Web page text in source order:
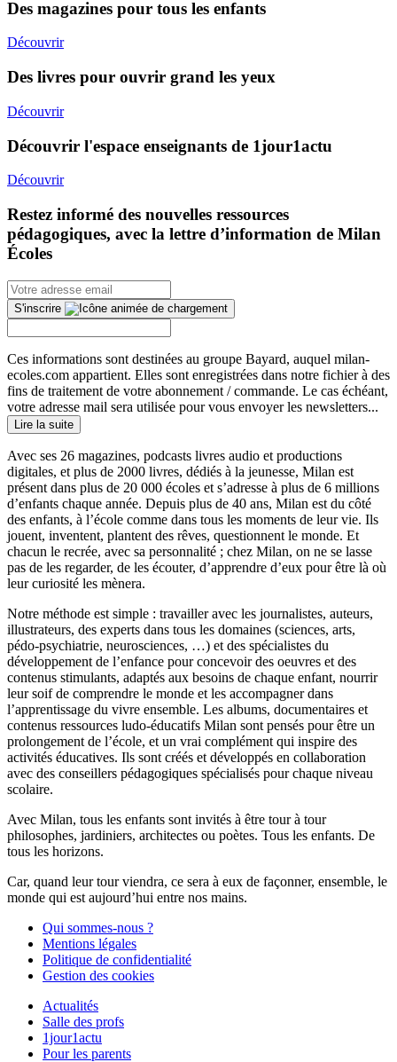
Des magazines pour tous les enfants
Découvrir
Des livres pour ouvrir grand les yeux
Découvrir
Découvrir l'espace enseignants de 1jour1actu
Découvrir
Restez informé des nouvelles ressources
pédagogiques, avec la lettre d’information de Milan
Écoles
S'inscrire
Ces informations sont destinées au groupe Bayard, auquel milan-
ecoles.com appartient. Elles sont enregistrées dans notre fichier à des
fins de traitement de votre abonnement / commande. Le cas échéant,
votre adresse mail sera utilisée pour vous envoyer les newsletters...
Lire la suite
Avec ses 26 magazines, podcasts livres audio et productions
digitales, et plus de 2000 livres, dédiés à la jeunesse, Milan est
présent dans plus de 20 000 écoles et s’adresse à plus de 6 millions
d’enfants chaque année. Depuis plus de 40 ans, Milan est du côté
des enfants, à l’école comme dans tous les moments de leur vie. Ils
jouent, inventent, plantent des rêves, questionnent le monde. Et
chacun le recrée, avec sa personnalité ; chez Milan, on ne se lasse
pas de les regarder, de les écouter, d’apprendre d’eux pour être là où
leur curiosité les mènera.
Notre méthode est simple : travailler avec les journalistes, auteurs,
illustrateurs, des experts dans tous les domaines (sciences, arts,
pédo-psychiatrie, neurosciences, …) et des spécialistes du
développement de l’enfance pour concevoir des oeuvres et des
contenus stimulants, adaptés aux besoins de chaque enfant, nourrir
leur soif de comprendre le monde et les accompagner dans
l’apprentissage du vivre ensemble. Les albums, documentaires et
contenus ressources ludo-éducatifs Milan sont pensés pour être un
prolongement de l’école, et un vrai complément qui inspire des
activités éducatives. Ils sont créés et développés en collaboration
avec des conseillers pédagogiques spécialisés pour chaque niveau
scolaire.
Avec Milan, tous les enfants sont invités à être tour à tour
philosophes, jardiniers, architectes ou poètes. Tous les enfants. De
tous les horizons.
Car, quand leur tour viendra, ce sera à eux de façonner, ensemble, le
monde qui est aujourd’hui entre nos mains.
Qui sommes-nous ?
Mentions légales
Politique de confidentialité
Gestion des cookies
Actualités
Salle des profs
1jour1actu
Pour les parents